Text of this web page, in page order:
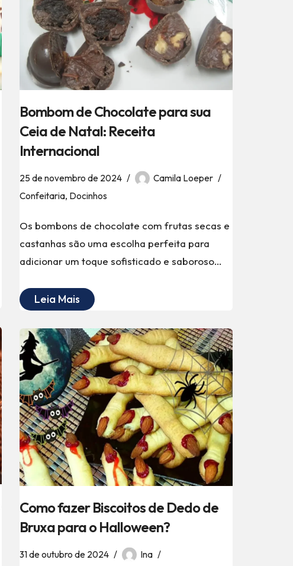
Bombom de Chocolate para sua
Ceia de Natal: Receita
Internacional
25 de novembro de 2024
Camila Loeper
Confeitaria, Docinhos
Os bombons de chocolate com frutas secas e
castanhas são uma escolha perfeita para
adicionar um toque sofisticado e saboroso…
Leia Mais
Como fazer Biscoitos de Dedo de
Bruxa para o Halloween?
31 de outubro de 2024
Ina